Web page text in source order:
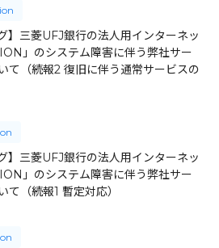
】三菱UFJ銀行の法人用インターネッ
」のシステム障害に伴う弊社サー
て（続報2 復旧に伴う通常サービスの
】三菱UFJ銀行の法人用インターネッ
」のシステム障害に伴う弊社サー
て（続報1 暫定対応）